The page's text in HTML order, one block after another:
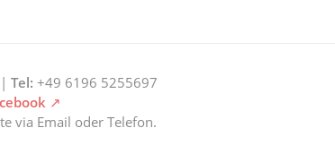
| Tel: +49 6196 5255697
via Email oder Telefon.